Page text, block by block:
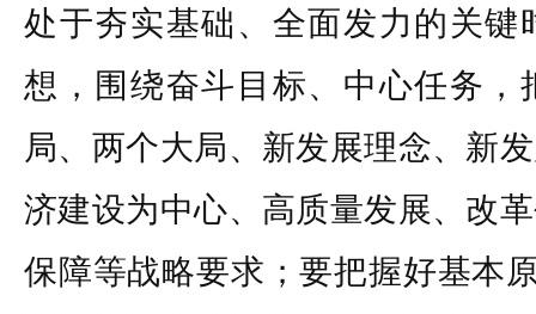
处于夯实基础、全面发力的关键
想，围绕奋斗目标、中心任务，
局、两个大局、新发展理念、新
济建设为中心、高质量发展、改
保障等战略要求；要把握好基本